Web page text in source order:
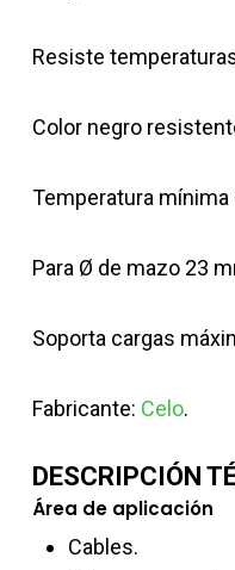
Resiste
Color negro
Temperatura mínima
Para Ø de mazo 23
Soporta cargas
Fabricante: Celo.
DESCRIPCIÓN
Área de aplicación
Cables.